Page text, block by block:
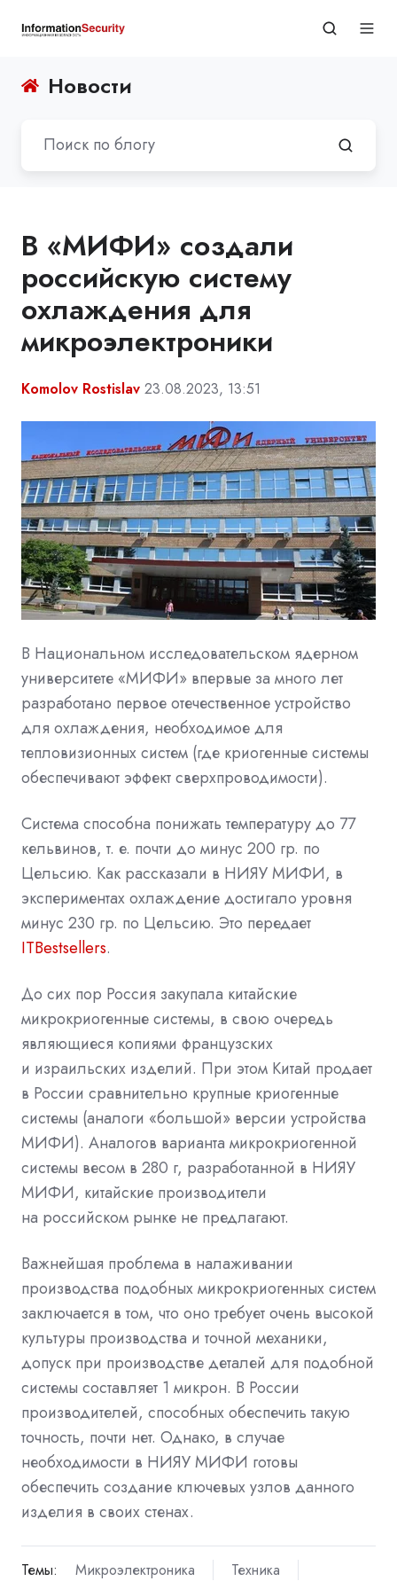
Новости
В «МИФИ» создали
российскую систему
охлаждения для
микроэлектроники
Komolov Rostislav 23.08.2023, 13:51
В Национальном исследовательском ядерном
университете «МИФИ» впервые за много лет
разработано первое отечественное устройство
для охлаждения, необходимое для
тепловизионных систем (где криогенные системы
обеспечивают эффект сверхпроводимости).
Система способна понижать температуру до 77
кельвинов, т. е. почти до минус 200 гр. по
Цельсию. Как рассказали в НИЯУ МИФИ, в
экспериментах охлаждение достигало уровня
минус 230 гр. по Цельсию. Это передает
ITBestsellers.
До сих пор Россия закупала китайские
микрокриогенные системы, в свою очередь
являющиеся копиями французских
и израильских изделий. При этом Китай продает
в России сравнительно крупные криогенные
системы (аналоги «большой» версии устройства
МИФИ). Аналогов варианта микрокриогенной
системы весом в 280 г, разработанной в НИЯУ
МИФИ, китайские производители
на российском рынке не предлагают.
Важнейшая проблема в налаживании
производства подобных микрокриогенных систем
заключается в том, что оно требует очень высокой
культуры производства и точной механики,
допуск при производстве деталей для подобной
системы составляет 1 микрон. В России
производителей, способных обеспечить такую
точность, почти нет. Однако, в случае
необходимости в НИЯУ МИФИ готовы
обеспечить создание ключевых узлов данного
изделия в своих стенах.
Темы: Микроэлектроника
Техника